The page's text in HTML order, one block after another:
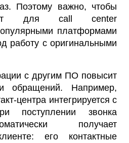
Поэтому важно, чтобы
для call center
платформами
работу с оригинальными
с другим ПО повысит
обращений. Например,
центра интегрируется с
поступлении звонка
получает
его контактные